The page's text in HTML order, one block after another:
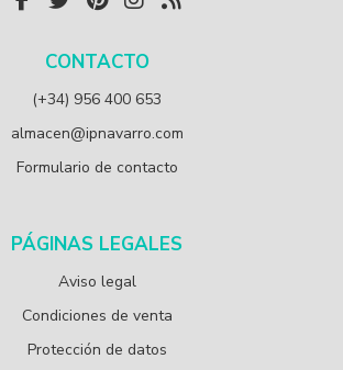
CONTACTO
(+34) 956 400 653
almacen@ipnavarro.com
Formulario de contacto
PÁGINAS LEGALES
Aviso legal
Condiciones de venta
Protección de datos